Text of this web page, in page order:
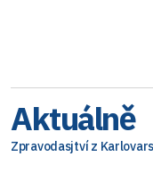
Aktuálně
Zpravodasjtví z